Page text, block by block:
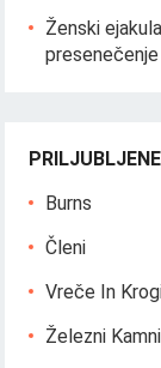
Ženski
presenečenje
Burns
Členi
Vreče In
Železni Kamni